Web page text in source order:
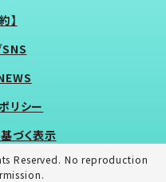
】
SNS
リシー
づく表示
Reserved. No reproduction